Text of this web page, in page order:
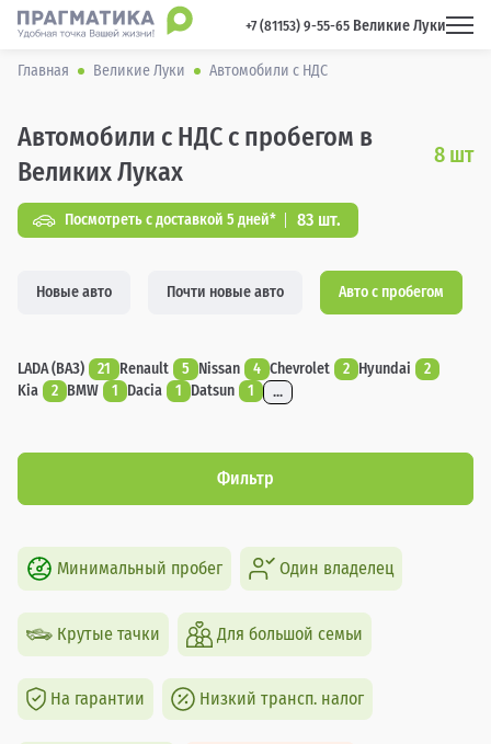
+7 (81153) 9-55-65 Великие Луки
Главная Великие Луки Автомобили с НДС
Автомобили с НДС с пробегом в
Великих Луках
8 шт
Посмотреть с доставкой 5 дней* 83 шт.
Новые авто Почти новые авто Авто с пробегом
LADA (ВАЗ) 21 Renault 5 Nissan 4 Chevrolet 2 Hyundai
2
Kia
2 BMW 1 Dacia 1 Datsun 1 ...
Фильтр
Минимальный пробег Один владелец
Крутые тачки Для большой семьи
На гарантии Низкий трансп. налог